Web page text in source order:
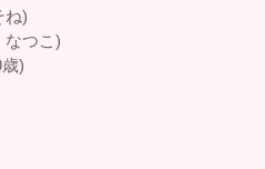
ね)
つこ)
)